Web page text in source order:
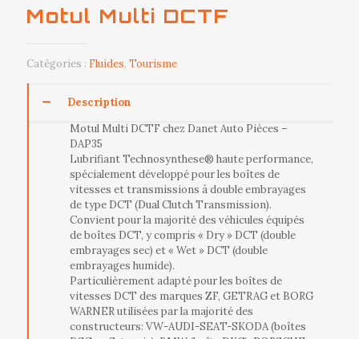
Motul Multi DCTF
Catégories : Fluides, Tourisme
Description
Motul Multi DCTF chez Danet Auto Pièces –
DAP35
Lubrifiant Technosynthese® haute performance,
spécialement développé pour les boîtes de
vitesses et transmissions à double embrayages
de type DCT (Dual Clutch Transmission).
Convient pour la majorité des véhicules équipés
de boîtes DCT, y compris « Dry » DCT (double
embrayages sec) et « Wet » DCT (double
embrayages humide).
Particulièrement adapté pour les boîtes de
vitesses DCT des marques ZF, GETRAG et BORG
WARNER utilisées par la majorité des
constructeurs: VW-AUDI-SEAT-SKODA (boîtes